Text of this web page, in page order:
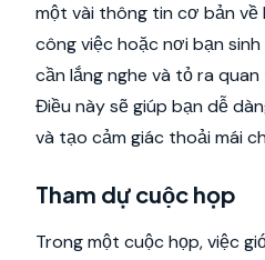
một vài thông tin cơ bản
công việc hoặc nơi bạn
cần lắng nghe và tỏ ra
Điều này sẽ giúp bạn dễ
và tạo cảm giác thoải mái
Tham dự cuộc họp
Trong một cuộc họp, việc